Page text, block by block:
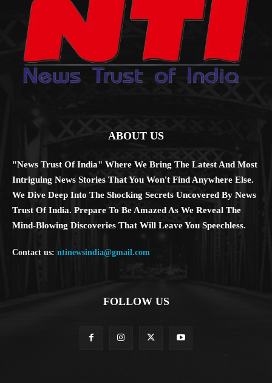
ABOUT US
"News Trust Of India" Where We Bring The Latest And Most
Intriguing News Stories That You Won't Find Anywhere Else.
We Dive Deep Into The Shocking Secrets Uncovered By News
Trust Of India. Prepare To Be Amazed As We Reveal The
Mind-Blowing Discoveries That Will Leave You Speechless.
Contact us: ntinewsindia@gmail.com
FOLLOW US